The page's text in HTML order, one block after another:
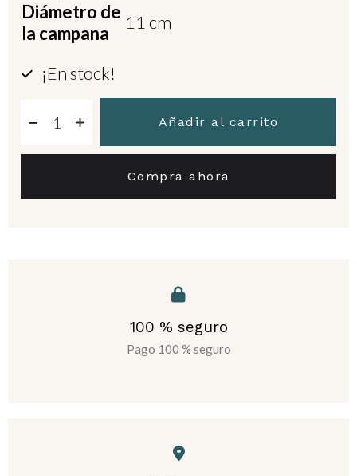
Diámetro de
la campana
11 cm
¡En stock!
Añadir al carrito
Compra ahora
100 % seguro
Pago 100 % seguro